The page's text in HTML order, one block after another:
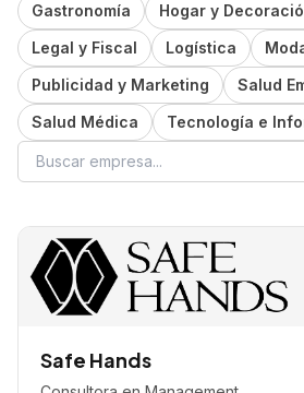
Gastronomía
Hogar y
Legal y Fiscal
Logística
Publicidad y Marketing
Salud
Salud Médica
Tecnología e
Safe Hands